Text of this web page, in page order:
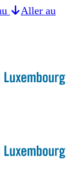
Aller au